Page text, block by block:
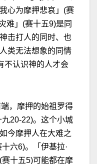
心为摩押悲哀」(赛
难」(赛十五9)是同
击打人的同时、也
类无法想象的同情
不认识神的人才会
，摩押的始祖罗得
20-22)。这个小城
今摩押人在大难之
六6)。「伊基拉·
十五5)可能都在摩